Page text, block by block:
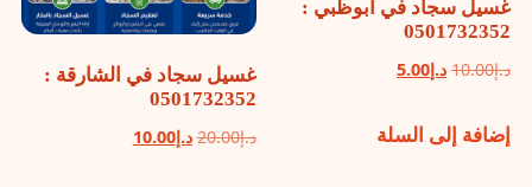
غسيل سجاد في أبوظبي :
0501732352
د.إ10.00 السعر
هو:
د.إ5.00السعر
هو:
إضافة إلى السلة
غسيل سجاد في الشارقة :
0501732352
د.إ20.00السعر
د.إ10.00